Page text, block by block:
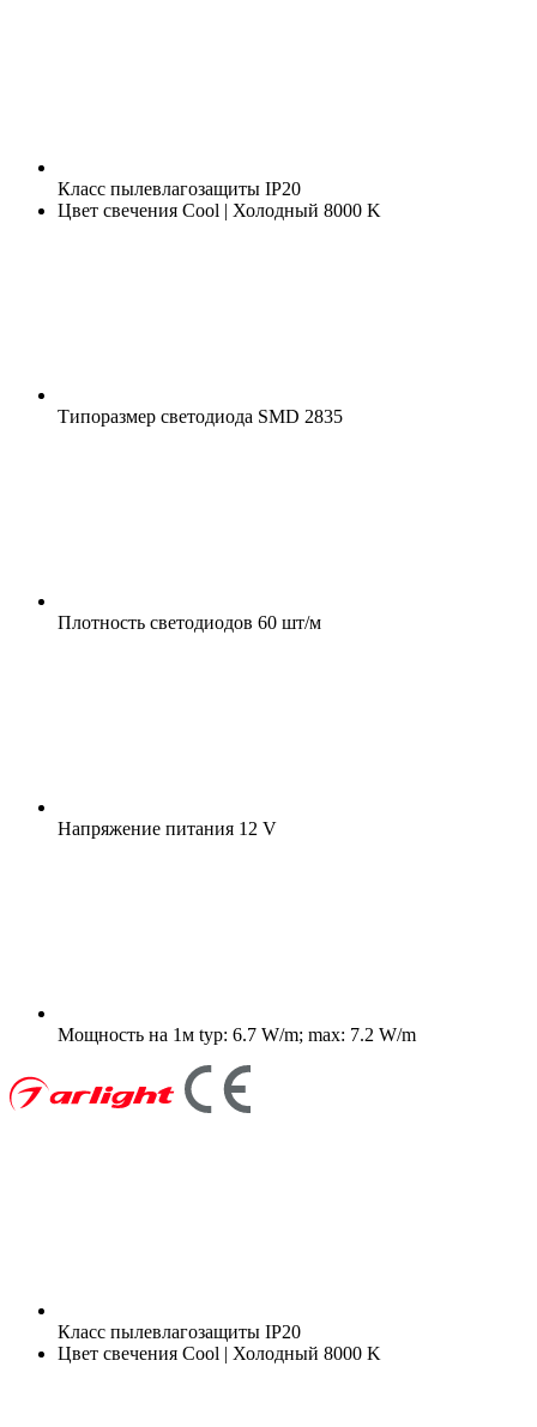
Класс пылевлагозащиты IP20
Цвет свечения Cool | Холодный 8000 K
Типоразмер светодиода SMD 2835
Плотность светодиодов 60 шт/м
Напряжение питания 12 V
Мощность на 1м typ: 6.7 W/m; max: 7.2 W/m
Класс пылевлагозащиты IP20
Цвет свечения Cool | Холодный 8000 K